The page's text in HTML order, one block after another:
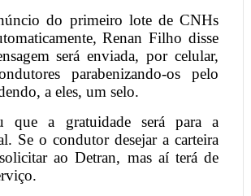
do primeiro lote de CNHs
Renan Filho disse
será enviada, por celular,
parabenizando-os pelo
a eles, um selo.
que a gratuidade será para a
Se o condutor desejar a carteira
ao Detran, mas aí terá de